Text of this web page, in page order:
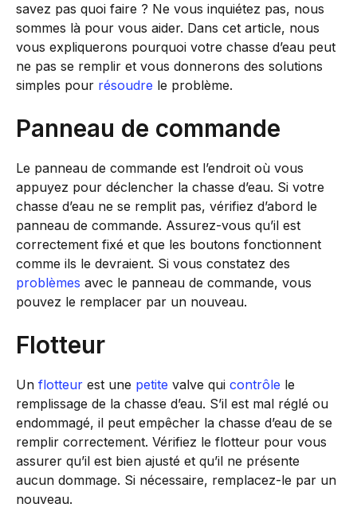
savez pas quoi faire ? Ne vous inquiétez pas, nous
sommes là pour vous aider. Dans cet article, nous
vous expliquerons pourquoi votre chasse d’eau peut
ne pas se remplir et vous donnerons des solutions
simples pour résoudre le problème.
Panneau de commande
Le panneau de commande est l’endroit où vous
appuyez pour déclencher la chasse d’eau. Si votre
chasse d’eau ne se remplit pas, vérifiez d’abord le
panneau de commande. Assurez-vous qu’il est
correctement fixé et que les boutons fonctionnent
comme ils le devraient. Si vous constatez des
problèmes avec le panneau de commande, vous
pouvez le remplacer par un nouveau.
Flotteur
Un flotteur est une petite valve qui contrôle le
remplissage de la chasse d’eau. S’il est mal réglé ou
endommagé, il peut empêcher la chasse d’eau de se
remplir correctement. Vérifiez le flotteur pour vous
assurer qu’il est bien ajusté et qu’il ne présente
aucun dommage. Si nécessaire, remplacez-le par un
nouveau.